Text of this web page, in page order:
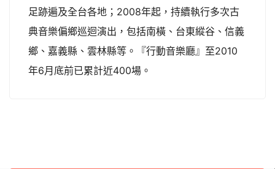
足跡遍及全台各地；2008年起，持續執行多次古
典音樂偏鄉巡迴演出，包括南橫、台東縱谷、信義
鄉、嘉義縣、雲林縣等。『行動音樂廳』至2010
年6月底前已累計近400場。